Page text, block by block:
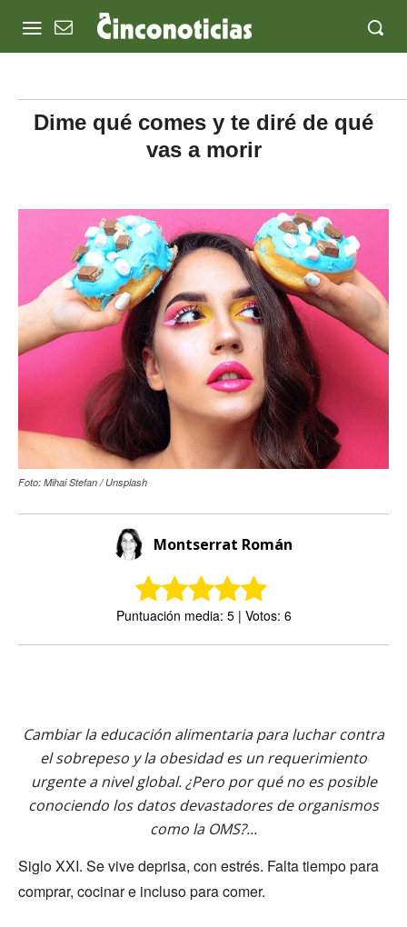
Dime qué comes y te diré de qué
vas a morir
Foto: Mihai Stefan / Unsplash
Montserrat Román
Puntuación media: 5 | Votos: 6
Cambiar la educación alimentaria para luchar contra
el sobrepeso y la obesidad es un requerimiento
urgente a nivel global. ¿Pero por qué no es posible
conociendo los datos devastadores de organismos
como la OMS?...
Siglo XXI. Se vive deprisa, con estrés. Falta tiempo para
comprar, cocinar e incluso para comer.